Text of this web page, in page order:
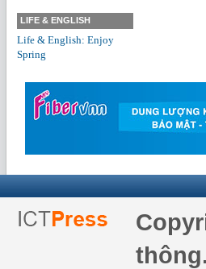
LIFE & ENGLISH
Life & English: Enjoy
Spring
thông.